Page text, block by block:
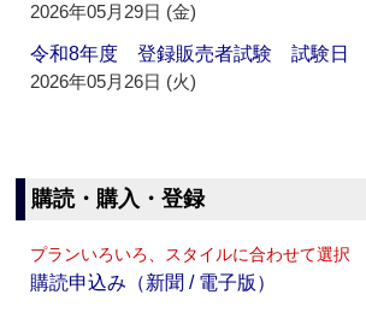
2026年05月29日 (金)
令和8年度 登録販売者試験 試験日
2026年05月26日 (火)
購読・購入・登録
プランいろいろ、スタイルに合わせて選択
購読申込み（新聞 / 電子版）